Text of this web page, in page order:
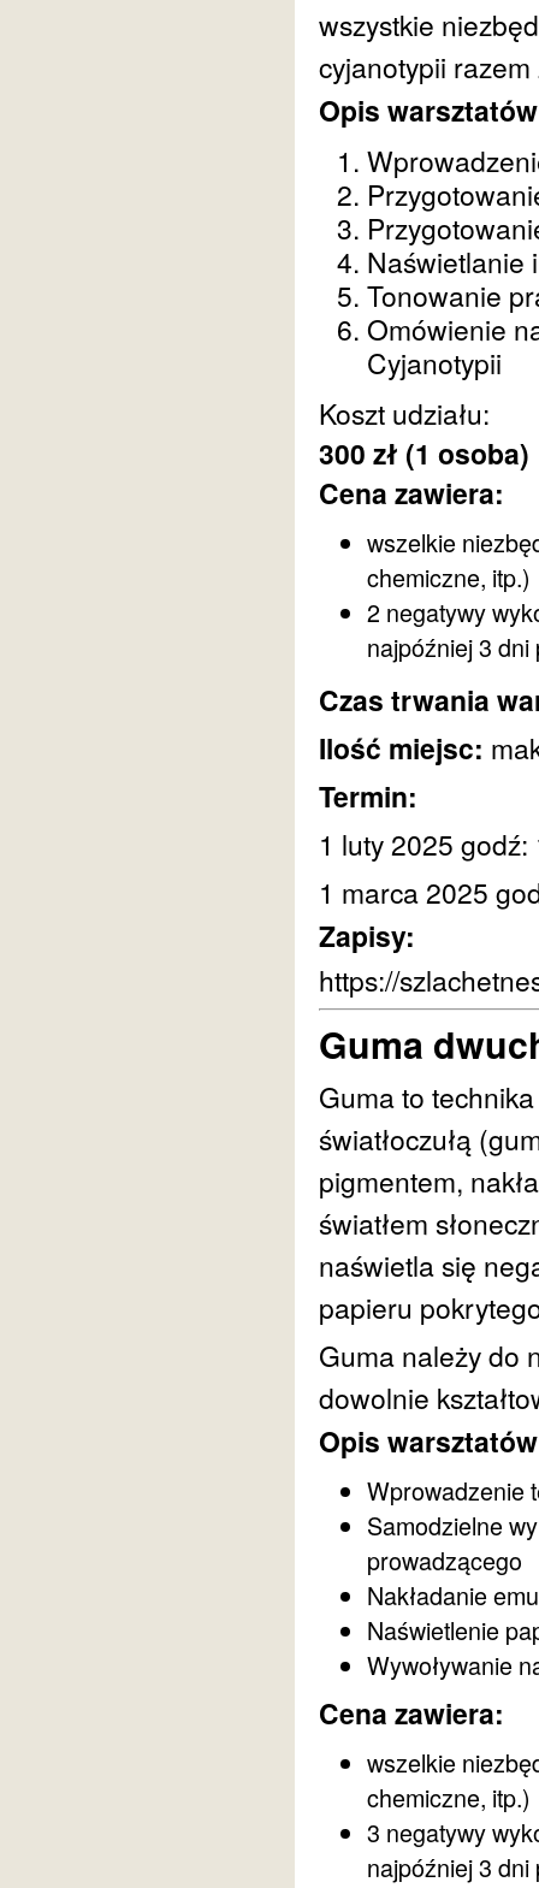
wszystkie
cyjanotypii
Opis
Naświetlanie
Tonowanie
Omówienie
Cyjanotypii
Koszt udziału:
300 zł (1 osoba)
Cena zawiera:
wszelkie
chemiczne, itp.)
2 negatywy
najpóźniej 3
Czas trwania
Ilość miejsc:
Termin:
1 luty 2025
1 marca 2025
Zapisy:
https://
Guma
Guma to
światłoczułą
pigmentem,
światłem
naświetla się
papieru
Guma należy do
dowolnie
Opis
Wprowadzenie
Samodzielne
prowadzącego
Nakładanie
Naświetlenie
Wywoływanie
Cena zawiera:
wszelkie
chemiczne, itp.)
3 negatywy
najpóźniej 3